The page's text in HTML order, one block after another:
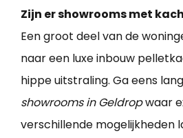
Zijn er showrooms met
Een groot deel van de
naar een luxe inbouw
hippe uitstraling. Ga eens
showrooms in Geldropwaar
verschillende mogelijkheden